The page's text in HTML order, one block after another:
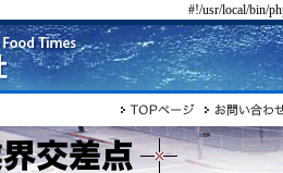
#!/usr/local/bin/